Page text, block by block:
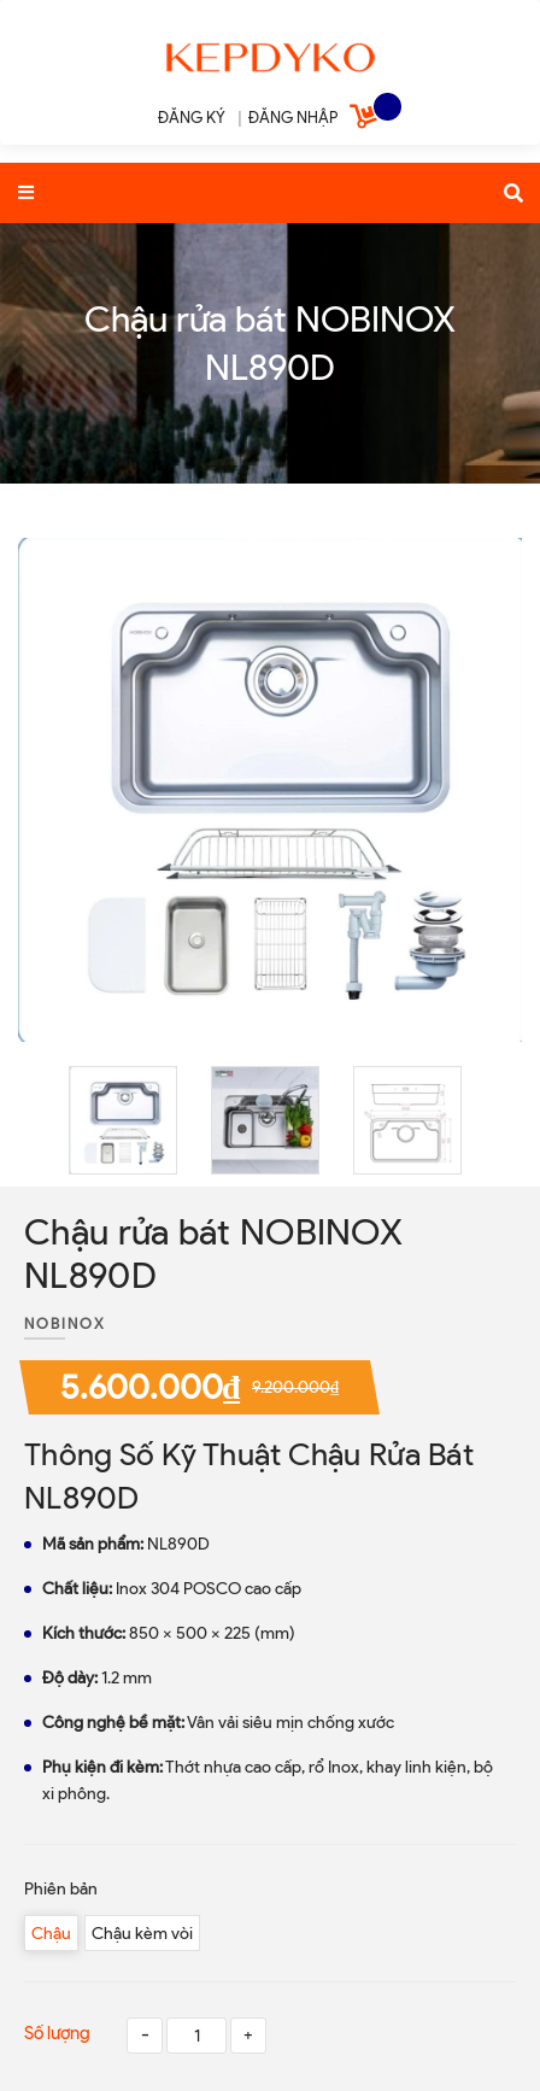
ĐĂNG KÝ ĐĂNG NHẬP
Chậu rửa bát NOBINOX
NL890D
Chậu rửa bát NOBINOX
NL890D
NOBINOX
5.600.000₫ 9.200.000₫
Thông Số Kỹ Thuật Chậu Rửa Bát
NL890D
Mã sản phẩm: NL890D
Chất liệu: Inox 304 POSCO cao cấp
Kích thước:850 x 500 x 225 (mm)
Độ dày:1.2 mm
Công nghệ bề mặt:Vân vải siêu mịn chống xước
Phụ kiện đi kèm:Thớt nhựa cao cấp, rổ Inox, khay linh kiện, bộ
xi phông.
Phiên bản
Chậu Chậu kèm vòi
Số lượng - +